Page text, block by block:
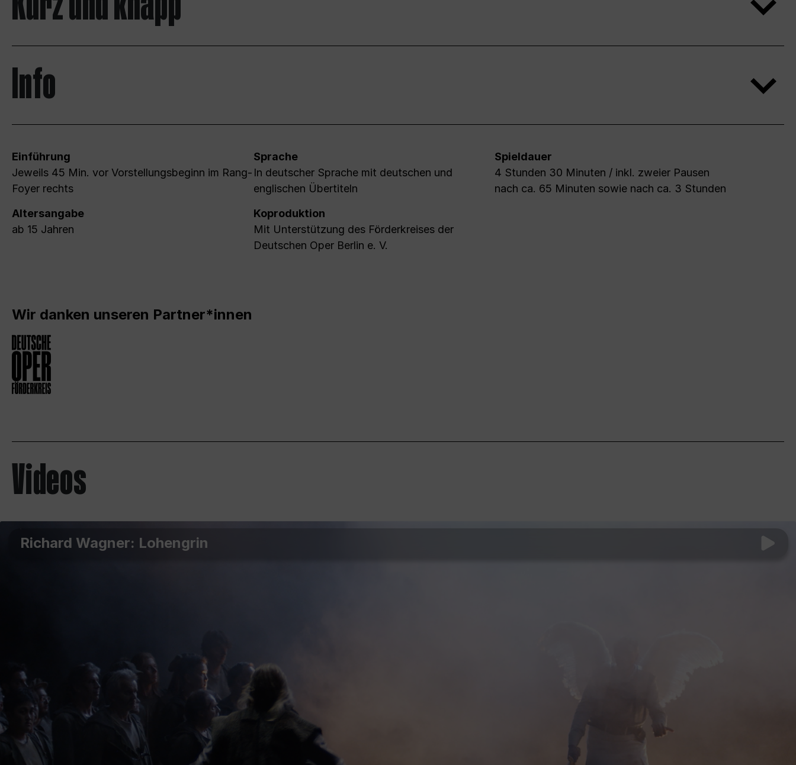
Info
Einführung
Jeweils 45 Min. vor Vorstellungsbeginn im Rang-
Foyer rechts
Sprache
In deutscher Sprache mit deutschen und
englischen Übertiteln
Spieldauer
4 Stunden 30 Minuten / inkl. zweier Pausen
nach ca. 65 Minuten sowie nach ca. 3 Stunden
Altersangabe
ab 15 Jahren
Koproduktion
Mit Unterstützung des Förderkreises der
Deutschen Oper Berlin e. V.
Wir danken unseren Partner*innen
Videos
Richard Wagner: Lohengrin